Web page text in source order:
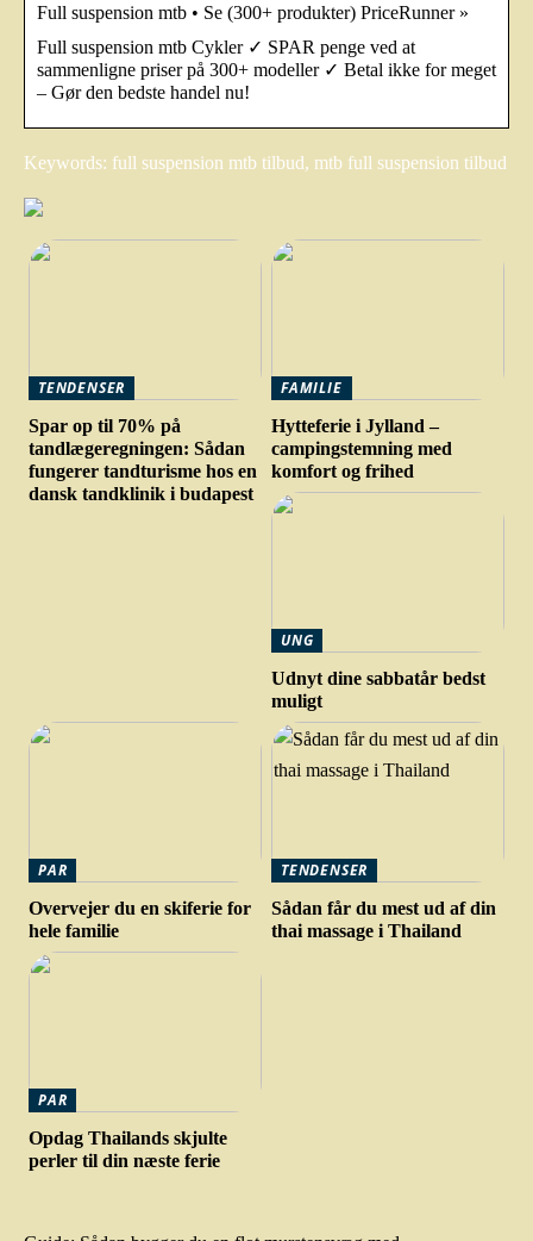
Full suspension mtb • Se (300+ produkter) PriceRunner »
Full suspension mtb Cykler ✓ SPAR penge ved at
sammenligne priser på 300+ modeller ✓ Betal ikke for meget
– Gør den bedste handel nu!
Keywords: full suspension mtb tilbud, mtb full suspension tilbud
TENDENSER
Spar op til 70% på
tandlægeregningen: Sådan
fungerer tandturisme hos en
dansk tandklinik i budapest
FAMILIE
Hytteferie i Jylland –
campingstemning med
komfort og frihed
UNG
Udnyt dine sabbatår bedst
muligt
PAR
Overvejer du en skiferie for
hele familie
TENDENSER
Sådan får du mest ud af din
thai massage i Thailand
PAR
Opdag Thailands skjulte
perler til din næste ferie